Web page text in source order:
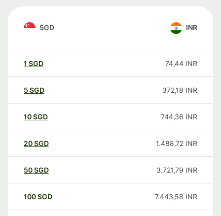
SGD INR
1 SGD 74,44 INR
5 SGD 372,18 INR
10SGD 744,36 INR
20SGD 1.488,72 INR
50SGD 3.721,79 INR
100SGD 7.443,58 INR